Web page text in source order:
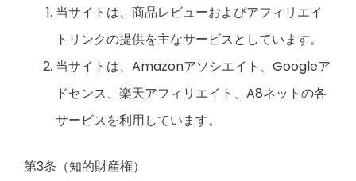
当サイトは、商品レビューおよびアフィリエイ
トリンクの提供を主なサービスとしています。
当サイトは、Amazonアソシエイト、Googleア
ドセンス、楽天アフィリエイト、A8ネットの各
サービスを利用しています。
第3条（知的財産権）